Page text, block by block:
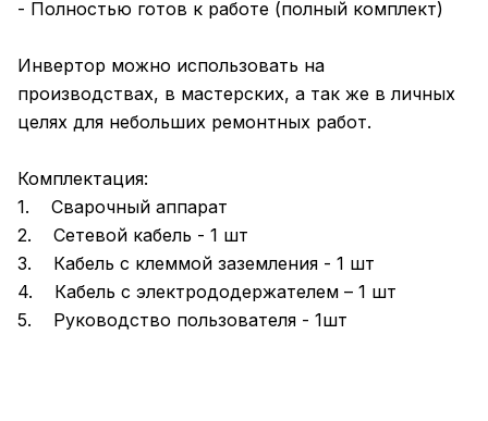
- Полностью готов к работе (полный комплект)
Инвертор можно использовать на
производствах, в мастерских, а так же в личных
целях для небольших ремонтных работ.
Комплектация:
1. Сварочный аппарат
2. Сетевой кабель - 1 шт
3. Кабель с клеммой заземления - 1 шт
4. Кабель с электрододержателем – 1 шт
5. Руководство пользователя - 1шт